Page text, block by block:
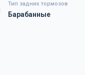
Тип задних тормозов
Барабанные